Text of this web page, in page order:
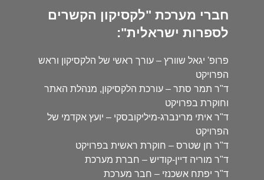
חברי מערכת "לקסיקון הקשרים
לספרות ישראלית":
פרופ' יגאל שוורץ – עורך ראשי של הלקסיקון וראש
הפרויקט
ד"ר תמר סתר – עורכת הלקסיקון, מנהלת האתר
וחוקרת בפרויקט
ד"ר איתי מרינברג-מיליקובסקי – יועץ אקדמי של
הפרויקט
ד"ר חן שטרס – חוקרת ראשית בפרויקט
ד"ר מוריה דיין-קודיש – חברת מערכת
ד"ר יפתח אשכנזי – חבר מערכת